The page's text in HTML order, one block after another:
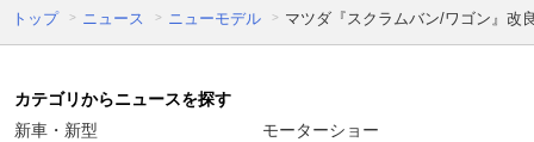
トップ ニュース ニューモデル マツダ『スクラムバン/ワゴン』改
カテゴリからニュースを探す
新車・新型
モーターショー